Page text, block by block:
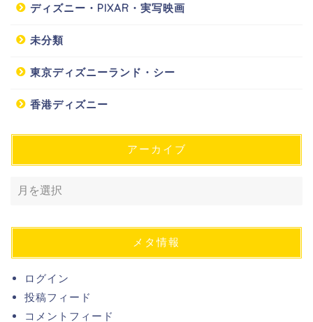
ディズニー・PIXAR・実写映画
未分類
東京ディズニーランド・シー
香港ディズニー
アーカイブ
メタ情報
ログイン
投稿フィード
コメントフィード